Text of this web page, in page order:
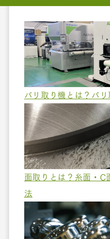
バリ取り機とは？バ
面取りとは？糸面・C
法